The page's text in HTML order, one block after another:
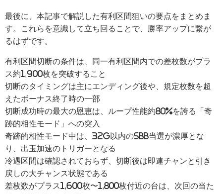
最後に、本記事で解説した有利区間狙いの要点をまとめま
す。これらを意識して立ち回ることで、勝率アップに繋が
るはずです。
有利区間切断の条件は、同一有利区間内での差枚数がプラ
ス約1,900枚を突破すること
切断のタイミングは主にエンディング後や、規定枚数を超
えたボーナス終了時の一部
切断成功時の最大の恩恵は、ループ性能約80%を誇る「奇
跡的相性モード」への突入
奇跡的相性モード中は、32G以内のSBB当選が濃厚とな
り、出玉加速のトリガーとなる
冷遇区間は確認されておらず、切断後は即連チャンと引き
戻しの大チャンス状態である
差枚数がプラス1,600枚〜1,800枚付近の台は、次回の当た